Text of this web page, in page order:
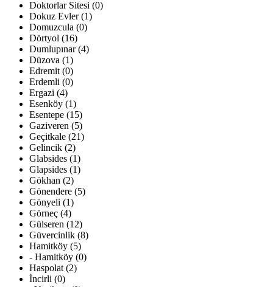
Doktorlar Sitesi (0)
Dokuz Evler (1)
Domuzcula (0)
Dörtyol (16)
Dumlupınar (4)
Düzova (1)
Edremit (0)
Erdemli (0)
Ergazi (4)
Esenköy (1)
Esentepe (15)
Gaziveren (5)
Geçitkale (21)
Gelincik (2)
Glabsides (1)
Glapsides (1)
Gökhan (2)
Gönendere (5)
Gönyeli (1)
Görneç (4)
Gülseren (12)
Güvercinlik (8)
Hamitköy (5)
- Hamitköy (0)
Haspolat (2)
İncirli (0)